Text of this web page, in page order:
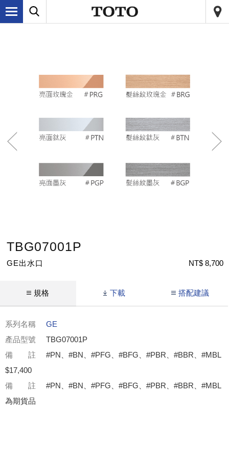
TBG07001P
GE出水口 NT$ 8,700
規格 下載 搭配建議
系列名稱
GE
產品型號
TBG07001P
備 註
#PN、#BN、#PFG、#BFG、#PBR、#BBR、#MBL
$17,400
備 註
#PN、#BN、#PFG、#BFG、#PBR、#BBR、#MBL
為期貨品